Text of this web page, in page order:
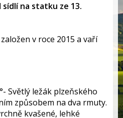
na statku ze 13.
v roce 2015 a vaří
Světlý ležák plzeňského
způsobem na dva rmuty.
kvašené, lehké